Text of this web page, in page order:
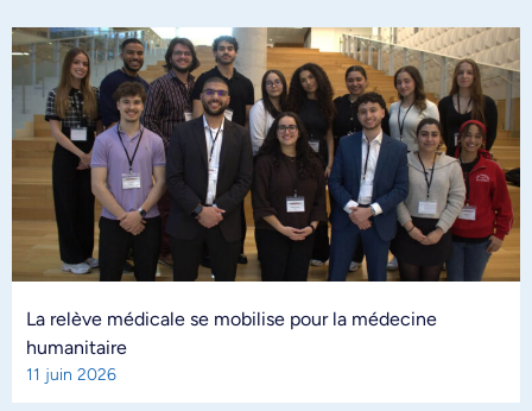
La relève médicale se mobilise pour la médecine
humanitaire
11 juin 2026